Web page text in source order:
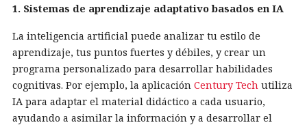
1. Sistemas de aprendizaje adaptativo basados en IA
La inteligencia artificial puede analizar tu estilo de
aprendizaje, tus puntos fuertes y débiles, y crear un
programa personalizado para desarrollar habilidades
cognitivas. Por ejemplo, la aplicación Century Tech utiliza
IA para adaptar el material didáctico a cada usuario,
ayudando a asimilar la información y a desarrollar el